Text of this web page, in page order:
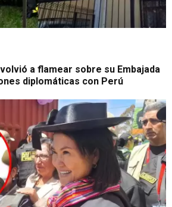
a flamear sobre su Embajada
diplomáticas con Perú